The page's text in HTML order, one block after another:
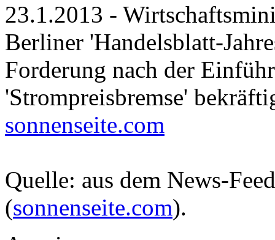
23.1.2013 -
Berliner 'Handelsblatt-
Forderung nach der
'Strompreisbremse'
sonnenseite.com
Quelle: aus dem News-
(sonnenseite.com).